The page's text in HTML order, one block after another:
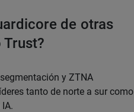
de otras
y ZTNA
tanto de norte a sur como